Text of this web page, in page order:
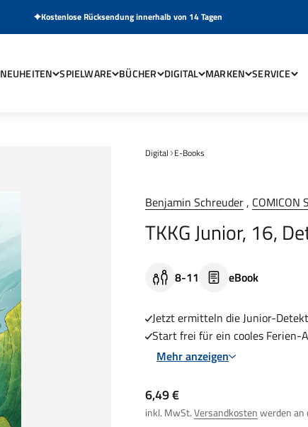
Kostenlose Rücksendung innerhalb von 14 Tagen
NEUHEITEN SPIELWARE BÜCHER DIGITAL MARKEN SERVICE
Digital E-Books
Benjamin Schreuder, COMICON
TKKG Junior, 16,
8-11 eBook
Jetzt ermitteln die Junior-
Start frei für ein cooles Ferien-
Mehr anzeigen
Angebot
6,49 €
inkl. MwSt.Versandkostenwerden an